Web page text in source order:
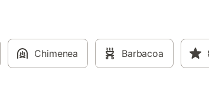
Chimenea Barbacoa